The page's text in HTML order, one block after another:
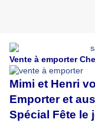
Vente à emporter
Mimi et Henri
Emporter et
Spécial Fête le